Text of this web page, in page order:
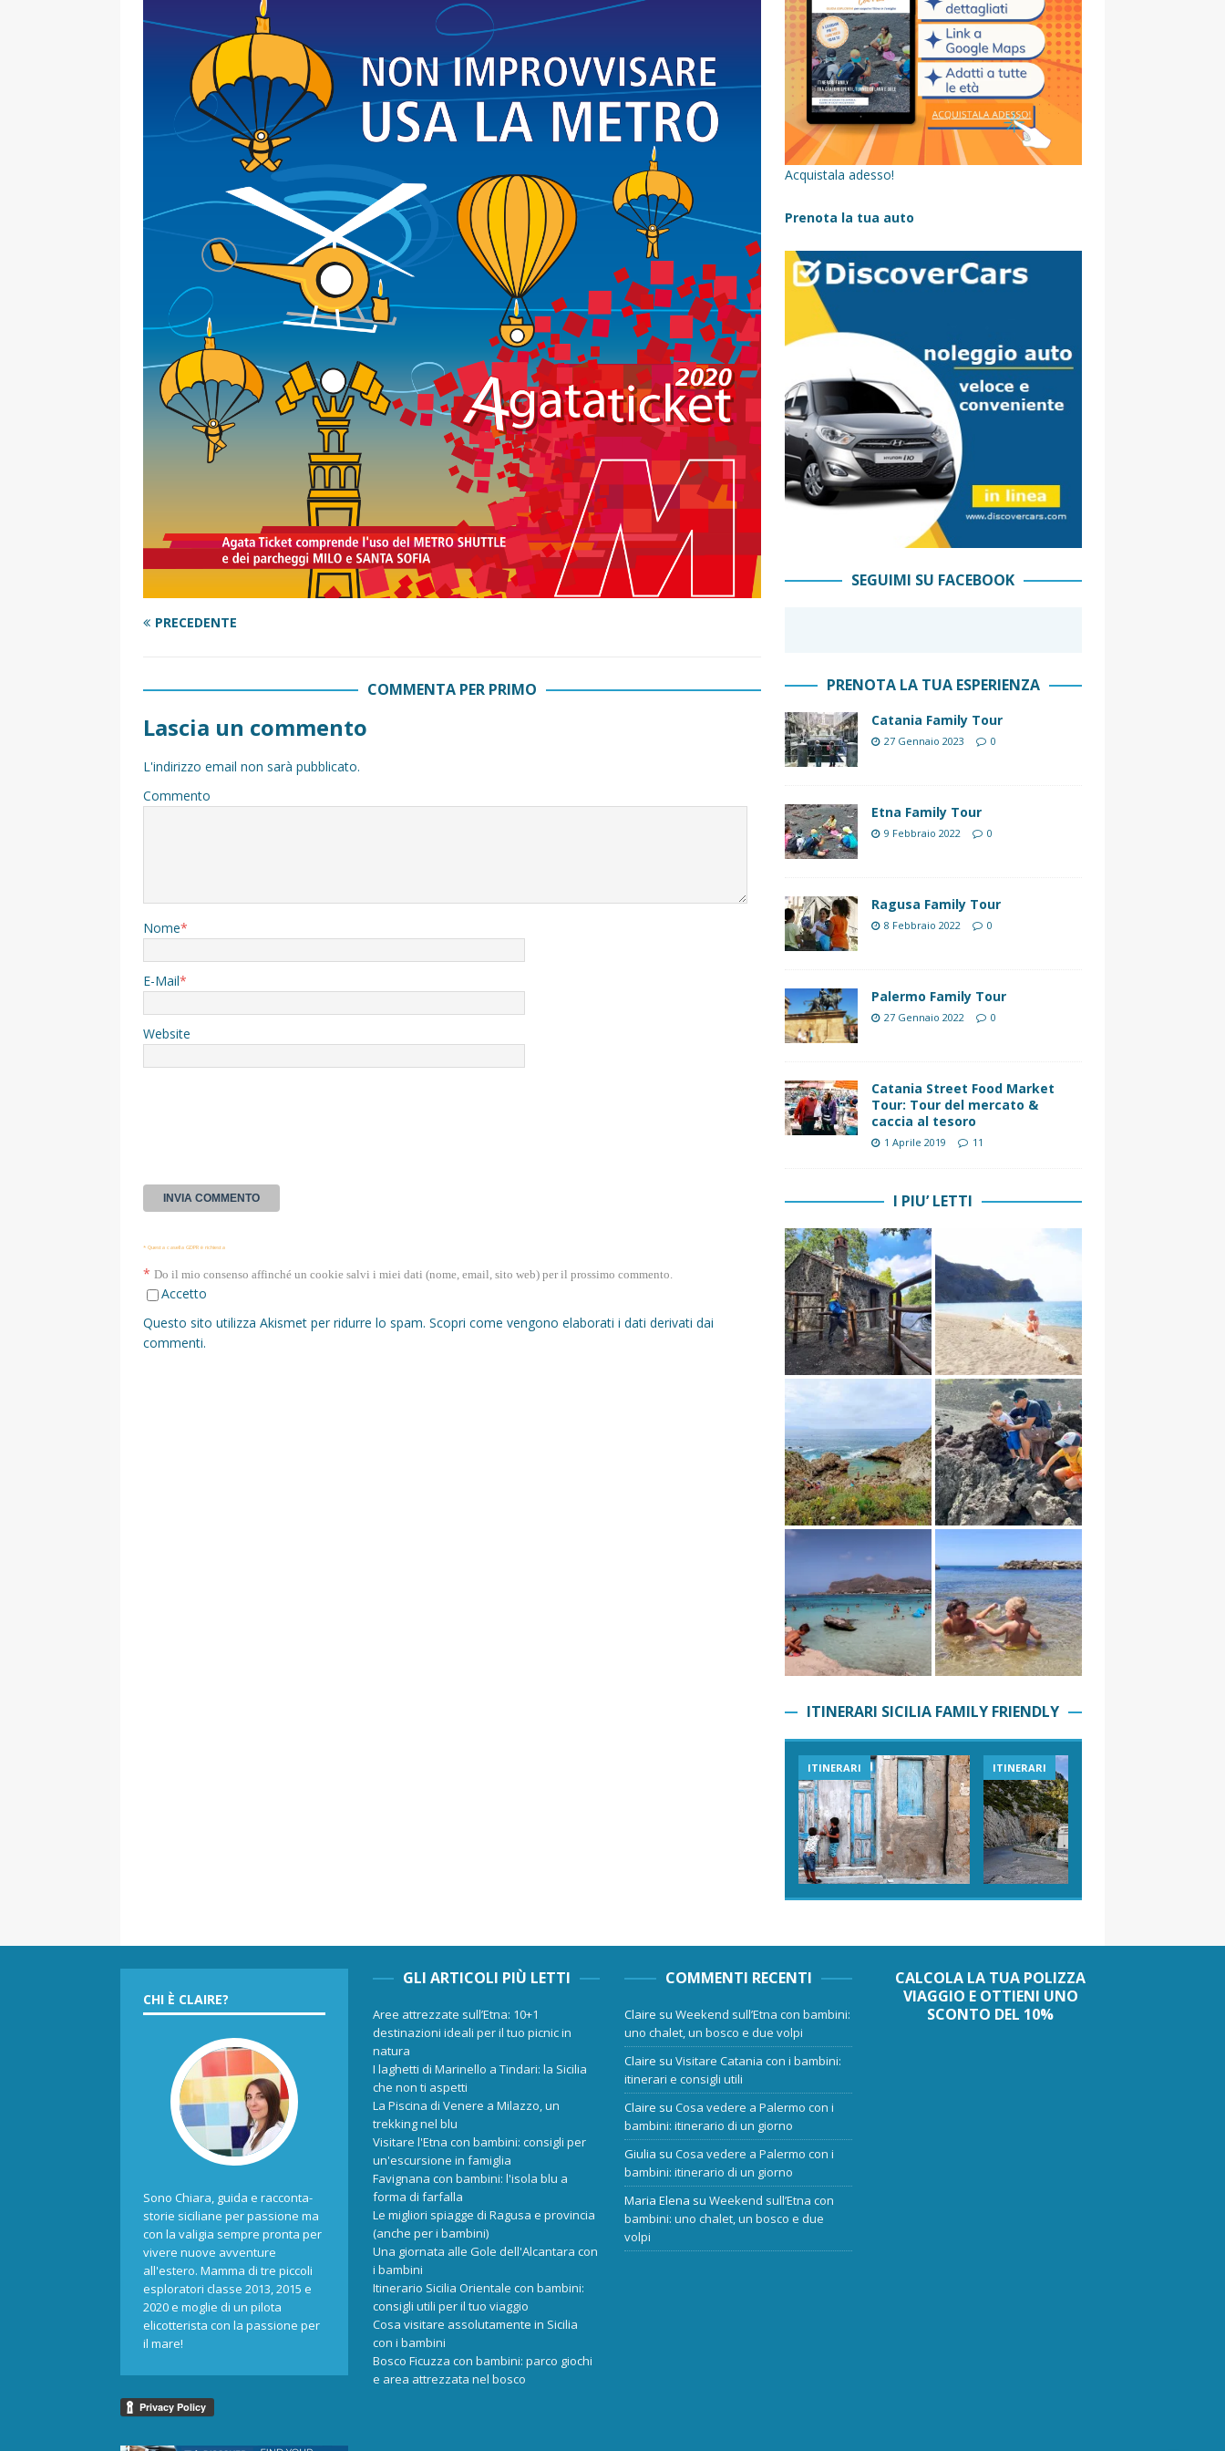
[ 17 Dicembre 2025 ]
Organizzare un viaggio in Sicilia con i bambini (senza stress)
UTILI
[ 14 Settembre 2025 ]
Rifugi e Bivacchi sull’Etna: Guida Completa per Famiglie
SENTIERI,
PARCHI NATURALI E AREE PICNIC
[ 2 Aprile 2025 ]
Escursioni in Sicilia con bambini: itinerari imperdibili (+ consigli utili)- Parte 1
VIAGGI IN SICILIA
[ 17 Settembre 2023 ] Vendemmia con i bambini in Sicilia, dove andare?
FATTORIE
DIDATTICHE
[ 19 Gennaio 2023 ]
Visitare la Fiumara d’Arte con i bambini, quando la natura incontra l’arte
VIAGGI IN SICILIA
[ 20 Marzo 2022 ] Cosa fare in Sicilia con i bambini: mare, attività e tour a prova di famiglia
VIAGGI IN SICILIA
PRECEDENTE
COMMENTA PER PRIMO
Lascia un commento
L'indirizzo email non sarà pubblicato.
Commento
Nome*
E-Mail*
Website
* Questa casella GDPR è richiesta
* Do il mio consenso affinché un cookie salvi i miei dati (nome, email, sito web) per il prossimo commento.
Accetto
Questo sito utilizza Akismet per ridurre lo spam. Scopri come vengono elaborati i dati derivati dai
commenti.
Acquistala adesso!
Prenota la tua auto
SEGUIMI SU FACEBOOK
PRENOTA LA TUA ESPERIENZA
Catania Family Tour
27 Gennaio 2023 0
Etna Family Tour
9 Febbraio 2022 0
Ragusa Family Tour
8 Febbraio 2022 0
Palermo Family Tour
27 Gennaio 2022 0
Catania Street Food Market
Tour: Tour del mercato &
caccia al tesoro
1 Aprile 2019 11
I PIU’ LETTI
ITINERARI SICILIA FAMILY FRIENDLY
ITINERARI ITINERARI
CHI È CLAIRE?
Sono Chiara, guida e racconta-
storie siciliane per passione ma
con la valigia sempre pronta per
vivere nuove avventure
all'estero. Mamma di tre piccoli
esploratori classe 2013, 2015 e
2020 e moglie di un pilota
elicotterista con la passione per
il mare!
GLI ARTICOLI PIÙ LETTI
Aree attrezzate sull’Etna: 10+1
destinazioni ideali per il tuo picnic in
natura
I laghetti di Marinello a Tindari: la Sicilia
che non ti aspetti
La Piscina di Venere a Milazzo, un
trekking nel blu
Visitare l'Etna con bambini: consigli per
un'escursione in famiglia
Favignana con bambini: l'isola blu a
forma di farfalla
Le migliori spiagge di Ragusa e provincia
(anche per i bambini)
Una giornata alle Gole dell'Alcantara con
i bambini
Itinerario Sicilia Orientale con bambini:
consigli utili per il tuo viaggio
Cosa visitare assolutamente in Sicilia
con i bambini
Bosco Ficuzza con bambini: parco giochi
e area attrezzata nel bosco
COMMENTI RECENTI
Claire suWeekend sull’Etna con bambini:
uno chalet, un bosco e due volpi
Claire suVisitare Catania con i bambini:
itinerari e consigli utili
Claire suCosa vedere a Palermo con i
bambini: itinerario di un giorno
Giulia suCosa vedere a Palermo con i
bambini: itinerario di un giorno
Maria Elena suWeekend sull’Etna con
bambini: uno chalet, un bosco e due
volpi
CALCOLA LA TUA POLIZZA
VIAGGIO E OTTIENI UNO
SCONTO DEL 10%